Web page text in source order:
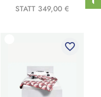
STATT 349,00 €
favorite_border